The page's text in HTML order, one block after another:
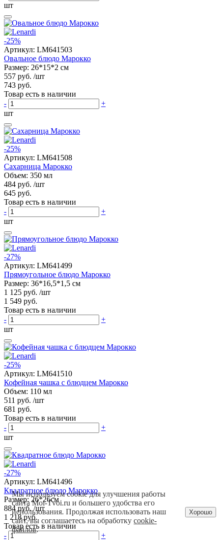
шт
-25%
Артикул: LM641503
Овальное блюдо Марокко
Размер: 26*15*2 см
557 руб. /шт
743 руб.
Товар есть в наличии
-
+
шт
-25%
Артикул: LM641508
Сахарница Марокко
Объем: 350 мл
484 руб. /шт
645 руб.
Товар есть в наличии
-
+
шт
-27%
Артикул: LM641499
Прямоугольное блюдо Марокко
Размер: 36*16,5*1,5 см
1 125 руб. /шт
1 549 руб.
Товар есть в наличии
-
+
шт
-25%
Артикул: LM641510
Кофейная чашка с блюдцем Марокко
Объем: 110 мл
511 руб. /шт
681 руб.
Товар есть в наличии
-
+
шт
-27%
Артикул: LM641496
Квадратное блюдо Марокко
Размер: 26*26см
884 руб. /шт
1 218 руб.
Товар есть в наличии
-
+
Мы используем cookie для улучшения работы
сайта Moi-Tvoi.ru и большего удобства его
использования. Продолжая использовать наш
сайт, вы соглашаетесь на обработкуcookie-
файлов.
Хорошо